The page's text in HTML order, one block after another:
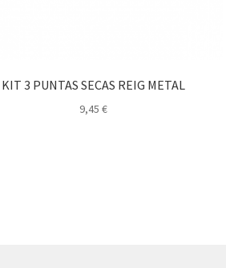
KIT 3 PUNTAS SECAS REIG METAL
9,45 €